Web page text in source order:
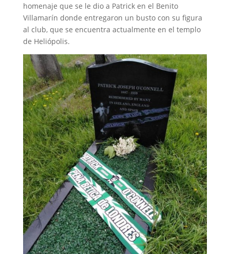
homenaje que se le dio a Patrick en el Benito
Villamarín donde entregaron un busto con su figura
al club, que se encuentra actualmente en el templo
de Heliópolis.